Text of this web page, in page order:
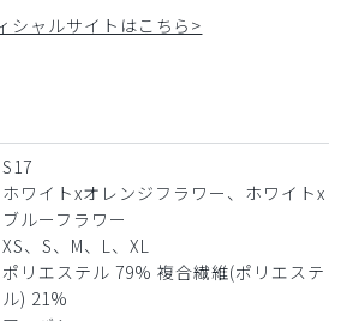
ャルサイトはこちら>
S17
ホワイトxオレンジフラワー、ホワイトx
ブルーフラワー
XS、S、M、L、XL
ポリエステル 79% 複合繊維(ポリエステ
ル) 21%